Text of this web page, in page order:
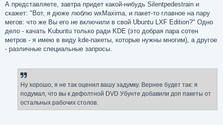
А представляете, завтра придет какой-нибудь Silentpedestrain и
скажет: "Вот, я дюже люблю wxMaxima, и пакет-то главное на пару
мегов: что же Вы его не включили в свой Ubuntu LXF Edition?" Одно
дело - качать Kubuntu только ради KDE (это добрая пара сотен
метров - я имею в виду kde-пакеты, которые нужны многим), а другое
- различные специальные запросы.
Ну хорошо, я не так оценил вашу задумку. Вернее будет так: я
подумал, что вы к дефолтной DVD Убунте добавили доп пакеты от
остальных рабочих столов.